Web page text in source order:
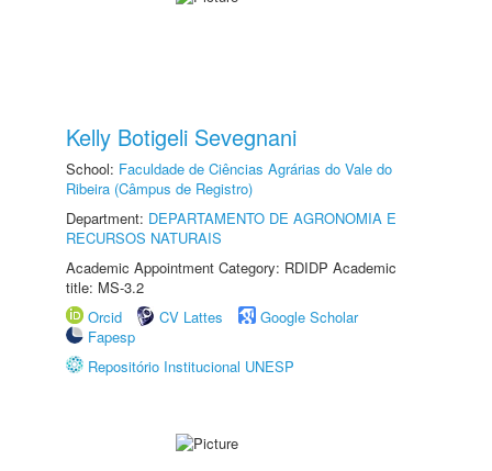
Kelly Botigeli Sevegnani
School: Faculdade de Ciências Agrárias do Vale do
Ribeira (Câmpus de Registro)
Department: DEPARTAMENTO DE AGRONOMIA E
RECURSOS NATURAIS
Academic Appointment Category: RDIDP Academic
title: MS-3.2
Orcid
CV Lattes
Google Scholar
Fapesp
Repositório Institucional UNESP